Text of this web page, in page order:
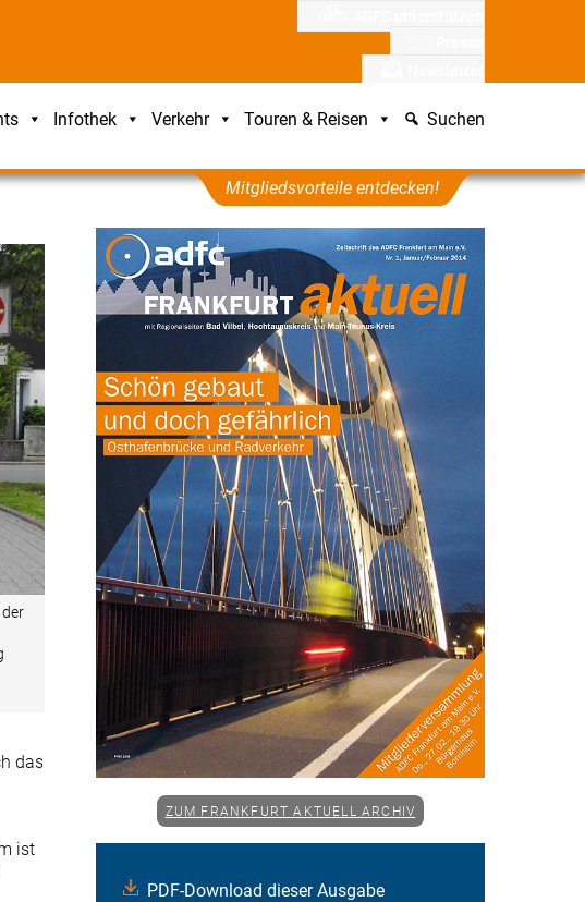
Infothek Verkehr Touren & Reisen Suchen
Mitgliedsvorteile entdecken!
das
ist
ZUM FRANKFURT AKTUELL ARCHIV
PDF-Download dieser Ausgabe